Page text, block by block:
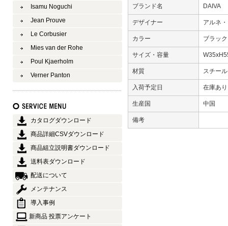
ブランド名 DAIVA
デザイナー アルネ
カラー ブラッ
サイズ・容量
材質 スチー
入荷予定日 在庫あ
生産国 中国
備考
Isamu Noguchi
Jean Prouve
Le Corbusier
Mies van der Rohe
Poul Kjaerholm
Verner Panton
カタログダウンロード
商品詳細CSVダウンロード
商品組立説明書ダウンロード
送料表ダウンロード
配送について
メンテナンス
導入事例
新商品 投票アンケート